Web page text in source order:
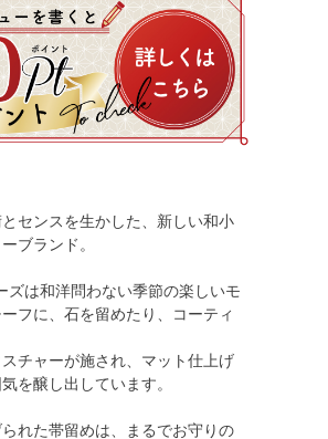
センスを生かした、新しい和小
ブランド。
ズは和洋問わない季節の楽しいモ
フに、石を留めたり、コーティ
チャーが施され、マット仕上げ
を醸し出しています。
れた帯留めは、まるでお守りの